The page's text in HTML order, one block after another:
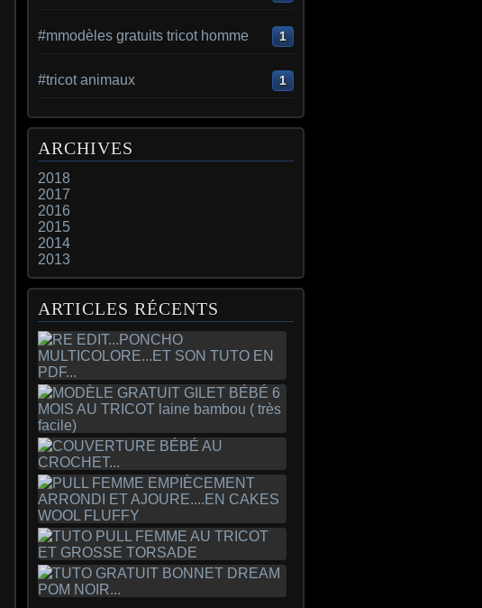
#mmodèles gratuits tricot homme 1
#tricot animaux 1
ARCHIVES
2018
2017
2016
2015
2014
2013
ARTICLES RÉCENTS